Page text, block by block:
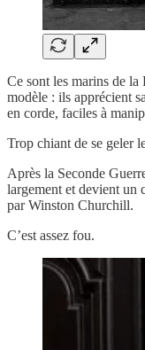
Ce sont les marins de
modèle : ils apprécient
en corde, faciles à
Trop chiant de se geler
Après la Seconde
largement et devient un
par Winston Churchill.
C’est assez fou.